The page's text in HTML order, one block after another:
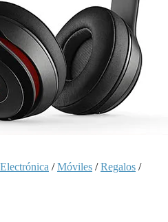
Electrónica /Móviles /Regalos /